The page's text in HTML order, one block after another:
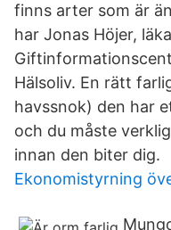
finns arter som är
har Jonas Höjer,
Hälsoliv. En rätt
havssnok) den har
och du måste
innan den biter dig.
Ekonomistyrning